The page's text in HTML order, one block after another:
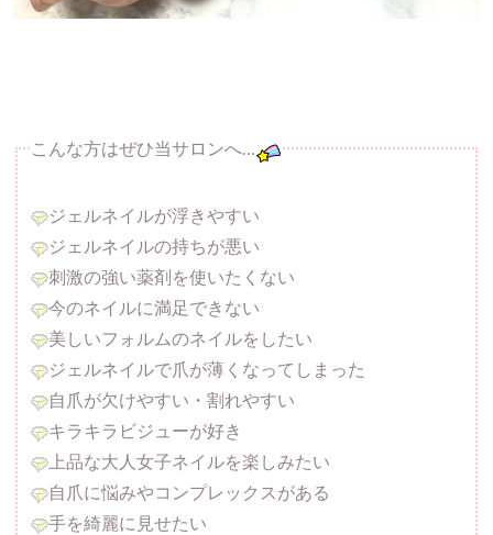
こんな方はぜひ当サロンへ…
ジェルネイルが浮きやすい
ジェルネイルの持ちが悪い
刺激の強い薬剤を使いたくない
今のネイルに満足できない
美しいフォルムのネイルをしたい
ジェルネイルで爪が薄くなってしまった
自爪が欠けやすい・割れやすい
キラキラビジューが好き
上品な大人女子ネイルを楽しみたい
自爪に悩みやコンプレックスがある
手を綺麗に見せたい